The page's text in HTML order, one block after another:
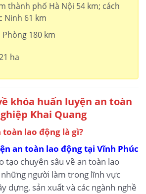
thành phố Hà Nội 54 km; cách
Ninh 61 km
Phòng 180 km
ha
khóa huấn luyện an toàn
Khai Quang
lao động là gì?
an toàn lao động tại Vĩnh Phúc
tạo chuyên sâu về an toàn lao
người làm trong lĩnh vực
dựng, sản xuất và các ngành nghề